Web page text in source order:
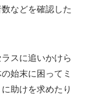
などを確認した
スに追いかけら
始末に困ってミ
助けを求めたり